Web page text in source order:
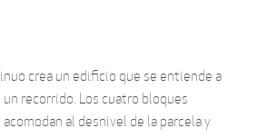
crea un edificio que se entiende a
recorrido. Los cuatro bloques
al desnivel de la parcela y